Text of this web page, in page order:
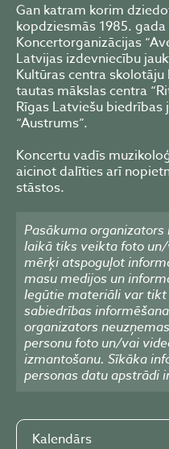
Gan katram korim
kopdziesmās 1985.
Koncertorganizācijas
Latvijas izdevniecību
Kultūras centra skolotāju
tautas mākslas centra
Rīgas Latviešu
“Austrums”.
Koncertu vadīs
aicinot dalīties arī
stāstos.
Pasākuma
laikā tiks veikta foto
mērķi atspoguļot
masu medijos un
Iegūtie materiāli var
sabiedrības
organizators
personu foto un/vai
izmantošanu. Sīkāka
personas datu apstrādi
Kalendārs